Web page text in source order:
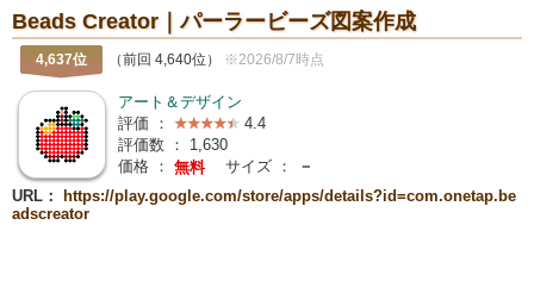
Beads Creator｜パーラービーズ図案作成
4,637位 （前回 4,640位） ※2026/8/7時点
アート＆デザイン
評価 ：
4.4
評価数 ： 1,630
価格 ： 無料 サイズ ：
－
URL：
https://play.google.com/store/apps/details?id=com.onetap.be
adscreator